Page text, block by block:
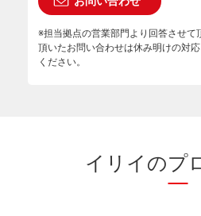
※担当拠点の営業部門より回答させて
頂いたお問い合わせは休み明けの対
ください。
イリイのプ